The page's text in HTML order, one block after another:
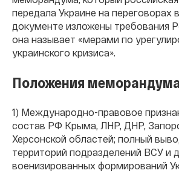
передала Украине на переговорах
документе изложены требования
она называет «мерами по
украинского кризиса».
Положения
1) Международно-правовое
состав РФ Крыма, ЛНР, ДНР,
Херсонской областей; полный
территорий подразделений ВСУ и
военизированных формирований